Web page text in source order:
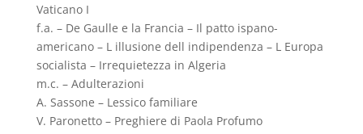
Vaticano I
f.a. – De Gaulle e la Francia – Il patto ispano-
americano – L illusione dell indipendenza – L Europa
socialista – Irrequietezza in Algeria
m.c. – Adulterazioni
A. Sassone – Lessico familiare
V. Paronetto – Preghiere di Paola Profumo